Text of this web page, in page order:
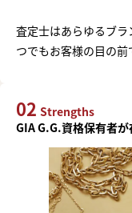
査定士はあらゆるブ
つでもお客様の目の前
02 Strengths
GIA G.G.資格保有者が